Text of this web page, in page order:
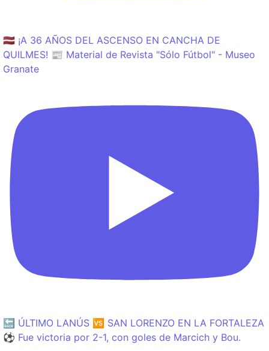
🇱🇻 ¡A 36 AÑOS DEL ASCENSO EN CANCHA DE
QUILMES! 📰 Material de Revista "Sólo Fútbol" - Museo
Granate
🔙 ÚLTIMO LANÚS 🆚 SAN LORENZO EN LA FORTALEZA
⚽️ Fue victoria por 2-1, con goles de Marcich y Bou.